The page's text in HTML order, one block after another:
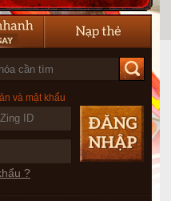
và mật khẩu
?